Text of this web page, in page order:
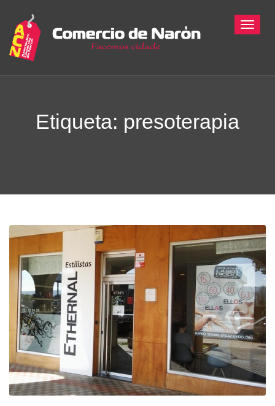
Etiqueta: presoterapia